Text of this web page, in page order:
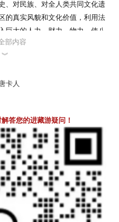
、对民族、对全人类共同文化遗
的真实风貌和文化价值，利用法
巨大的人力、财力、物力，使八
生活传统同样被完整地保存着。
直是一个旅游的圣地，在这里可
纪念品，还可体验到典型的藏族
尽管古老，但却洋溢着生机和活
，比以前土木结构的房子安全得
境内发生的6.6级地震，八廓街周
回等各族群众4万人。藏式庭院
人头攒动。街边和小巷深处有许
、酒吧和旅社，透着文化的底蕴
部内容
︾
卡人
答您的进藏游疑问！